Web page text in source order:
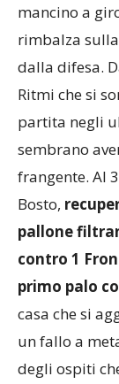
mancino a
rimbalza
dalla difesa.
Ritmi che si
partita negli
sembrano
frangente. Al
Bosto,
pallone
contro 1
primo palo
casa che si
un fallo a
degli ospiti